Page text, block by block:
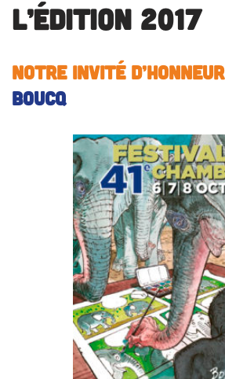
L’édition 2017
Notre invité d’honneur
BOUCQ